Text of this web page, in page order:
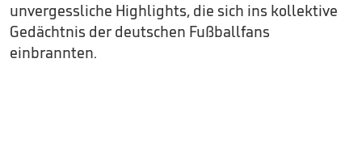
unvergessliche Highlights, die sich ins kollektive
Gedächtnis der deutschen Fußballfans
einbrannten.